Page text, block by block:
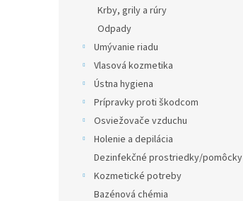
Krby, grily a rúry
Odpady
Umývanie riadu
Vlasová kozmetika
Ústna hygiena
Prípravky proti škodcom
Osviežovače vzduchu
Holenie a depilácia
Dezinfekčné prostriedky/pomôcky
Kozmetické potreby
Bazénová chémia